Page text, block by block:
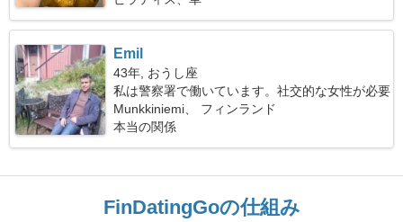
Emil
43年, おうし座
私は警察署で働いています。社交的な女性が必要
です
Munkkiniemi、 フィンランド
本当の関係
FinDatingGoの仕組み